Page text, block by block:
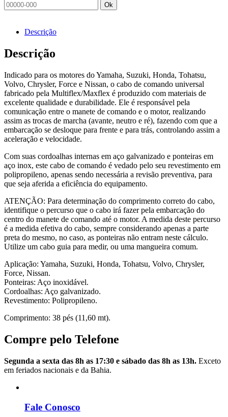
Ok
Descrição
Descrição
Indicado para os motores do Yamaha, Suzuki, Honda, Tohatsu,
Volvo, Chrysler, Force e Nissan, o cabo de comando universal
fabricado pela Multiflex/Maxflex é produzido com materiais de
excelente qualidade e durabilidade. Ele é responsável pela
comunicação entre o manete de comando e o motor, realizando
assim as trocas de marcha (avante, neutro e ré), fazendo com que a
embarcação se desloque para frente e para trás, controlando assim a
aceleração e velocidade.
Com suas cordoalhas internas em aço galvanizado e ponteiras em
aço inox, este cabo de comando é vedado pelo seu revestimento em
polipropileno, apenas sendo necessária a revisão preventiva, para
que seja aferida a eficiência do equipamento.
ATENÇÃO: Para determinação do comprimento correto do cabo,
identifique o percurso que o cabo irá fazer pela embarcação do
centro do manete de comando até o motor. A medida deste percurso
é a medida efetiva do cabo, sempre considerando apenas a parte
preta do mesmo, no caso, as ponteiras não entram neste cálculo.
Utilize um cabo guia para medir, ou uma mangueira comum.
Aplicação: Yamaha, Suzuki, Honda, Tohatsu, Volvo, Chrysler,
Force, Nissan.
Ponteiras: Aço inoxidável.
Cordoalhas: Aço galvanizado.
Revestimento: Polipropileno.
Comprimento: 38 pés (11,60 mt).
Compre pelo Telefone
Segunda a sexta das 8h as 17:30 e sábado das 8h as 13h. Exceto
em feriados nacionais e da Bahia.
Fale Conosco